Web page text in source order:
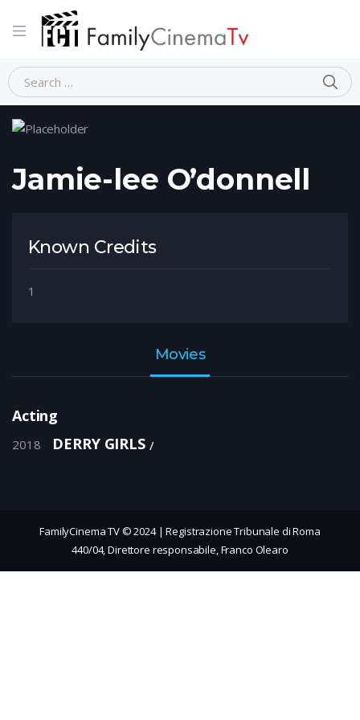
Home Person Jamie-lee O’donnell
Jamie-lee O’donnell
Known Credits
1
Movies
Acting
2018 DERRY GIRLS
FamilyCinema TV © 2024 | Registrazione Tribunale di Roma
440/04, Direttore responsabile, Franco Olearo